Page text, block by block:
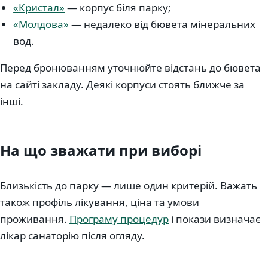
«Кристал» — корпус біля парку;
«Молдова» — недалеко від бювета мінеральних
вод.
Перед бронюванням уточнюйте відстань до бювета
на сайті закладу. Деякі корпуси стоять ближче за
інші.
На що зважати при виборі
Близькість до парку — лише один критерій. Важать
також профіль лікування, ціна та умови
проживання. Програму процедур і покази визначає
лікар санаторію після огляду.